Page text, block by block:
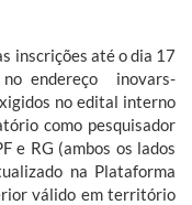
inscrições até o dia 17
endereço inovars-
no edital interno
como pesquisador
e RG (ambos os lados
na Plataforma
válido em território